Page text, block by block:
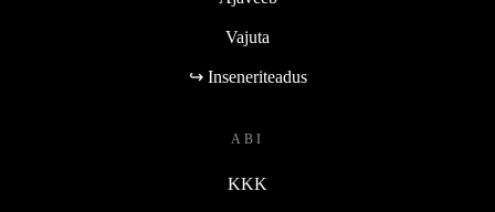
Vajuta
↪ Inseneriteadus
ABI
KKK